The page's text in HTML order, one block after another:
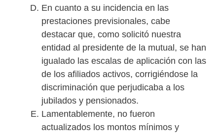
En cuanto a su incidencia en las
prestaciones previsionales, cabe
destacar que, como solicitó nuestra
entidad al presidente de la mutual, se han
igualado las escalas de aplicación con las
de los afiliados activos, corrigiéndose la
discriminación que perjudicaba a los
jubilados y pensionados.
Lamentablemente, no fueron
actualizados los montos mínimos y